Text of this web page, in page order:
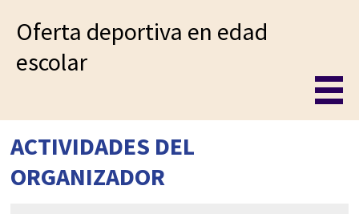
Oferta deportiva en edad
escolar
ACTIVIDADES DEL
ORGANIZADOR